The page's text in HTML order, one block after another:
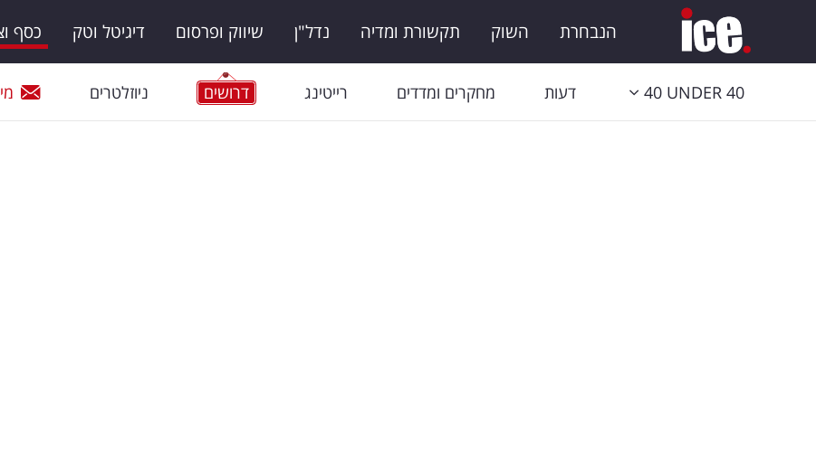
הנבחרת השוק תקשורת ומדיה נדל"ן שיווק ופרסום דיגיטל וטק כסף
40 UNDER 40 דעות מחקרים ומדדים רייטינג דרושים ניוזלטרים